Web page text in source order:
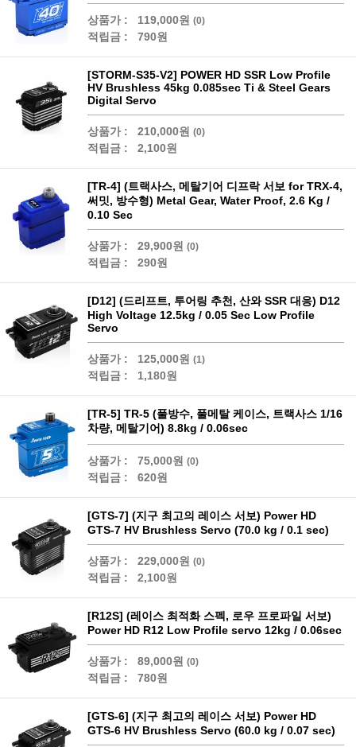
상품가 : 119,000원 (0)
적립금 : 790원
[STORM-S35-V2] POWER HD SSR Low Profile
HV Brushless 45kg 0.085sec Ti & Steel Gears
Digital Servo
상품가 : 210,000원 (0)
적립금 : 2,100원
[TR-4] (트랙사스, 메탈기어 디프락 서보 for TRX-4,
써밋, 방수형) Metal Gear, Water Proof, 2.6 Kg /
0.10 Sec
상품가 : 29,900원 (0)
적립금 : 290원
[D12] (드리프트, 투어링 추천, 산와 SSR 대응) D12
High Voltage 12.5kg / 0.05 Sec Low Profile
Servo
상품가 : 125,000원 (1)
적립금 : 1,180원
[TR-5] TR-5 (풀방수, 풀메탈 케이스, 트랙사스 1/16
차량, 메탈기어) 8.8kg / 0.06sec
상품가 : 75,000원 (0)
적립금 : 620원
[GTS-7] (지구 최고의 레이스 서보) Power HD
GTS-7 HV Brushless Servo (70.0 kg / 0.1 sec)
상품가 : 229,000원 (0)
적립금 : 2,100원
[R12S] (레이스 최적화 스펙, 로우 프로파일 서보)
Power HD R12 Low Profile servo 12kg / 0.06sec
상품가 : 89,000원 (0)
적립금 : 780원
[GTS-6] (지구 최고의 레이스 서보) Power HD
GTS-6 HV Brushless Servo (60.0 kg / 0.07 sec)